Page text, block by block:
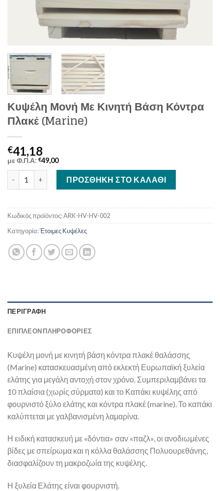
Κυψέλη Μονή Με Κινητή Βάση Κόντρα
Πλακέ (Marine)
€41,18
με Φ.Π.Α: €49,00
Κυψέλη Μονή Με Κινητή Βάση Κόντρα Πλακέ (Marine)
ΠΡΟΣΘΉΚΗ ΣΤΟ ΚΑΛΆΘΙ
Κωδικός προϊόντος:ARK-HV-HV-002
Κατηγορία:Έτοιμες Κυψέλες
ΠΕΡΙΓΡΑΦΉ
ΕΠΙΠΛΈΟΝ ΠΛΗΡΟΦΟΡΊΕΣ
Κυψέλη μονή με κινητή βάση κόντρα πλακέ θαλάσσης
(Marine) κατασκευασμένη από εκλεκτή Ευρωπαϊκή ξυλεία
ελάτης για μεγάλη αντοχή στον χρόνο. Συμπεριλαμβάνει τα
10 πλαίσια (χωρίς σύρματα) και το Καπάκι κυψέλης από
φουρνιστό ξύλο ελάτης και κόντρα πλακέ (marine). Το καπάκι
καλύπτεται με γαλβανισμένη λαμαρίνα.
Η ειδική κατασκευή με «δόντια» σαν «παζλ», οι ανοδιωμένες
βίδες με σπείρωμα και η κόλλα θαλάσσης Πολυουρεθάνης,
διασφαλίζουν τη μακροζωία της κυψέλης.
Η ξυλεία Ελάτης είναι φουρνιστή.